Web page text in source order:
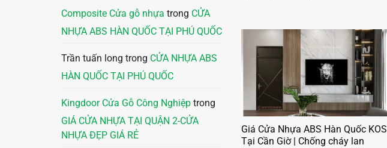
Composite Cửa gỗ nhựa trong CỬA
NHỰA ABS HÀN QUỐC TẠI PHÚ QUỐC
Trần tuấn long trong CỬA NHỰA ABS
HÀN QUỐC TẠI PHÚ QUỐC
Kingdoor Cửa Gỗ Công Nghiệp trong
GIÁ CỬA NHỰA TẠI QUẬN 2-CỬA
NHỰA ĐẸP GIÁ RẺ
Giá Cửa Nhựa ABS Hàn Quốc KOS
Tại Cần Giờ | Chống cháy lan